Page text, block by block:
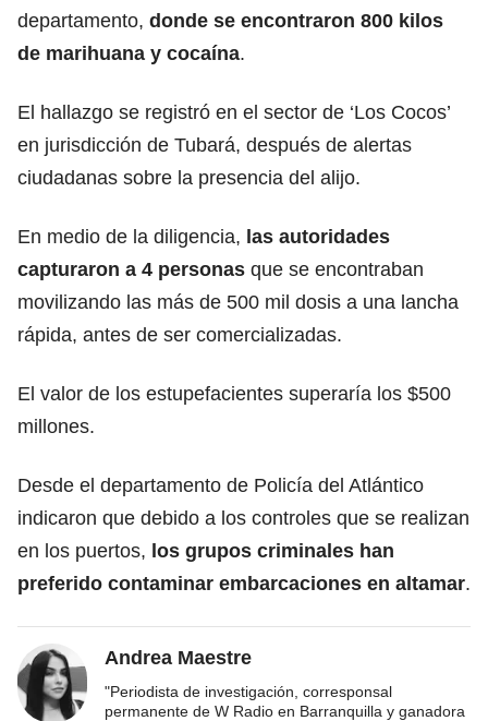
departamento, donde se encontraron 800 kilos
de marihuana y cocaína.
El hallazgo se registró en el sector de ‘Los Cocos’
en jurisdicción de Tubará, después de alertas
ciudadanas sobre la presencia del alijo.
En medio de la diligencia, las autoridades
capturaron a 4 personas que se encontraban
movilizando las más de 500 mil dosis a una lancha
rápida, antes de ser comercializadas.
El valor de los estupefacientes superaría los $500
millones.
Desde el departamento de Policía del Atlántico
indicaron que debido a los controles que se realizan
en los puertos, los grupos criminales han
preferido contaminar embarcaciones en altamar.
Andrea Maestre
"Periodista de investigación, corresponsal
permanente de W Radio en Barranquilla y ganadora